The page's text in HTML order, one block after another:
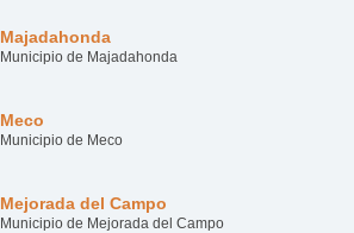
Majadahonda
Municipio de Majadahonda
Meco
Municipio de Meco
Mejorada del Campo
Municipio de Mejorada del Campo